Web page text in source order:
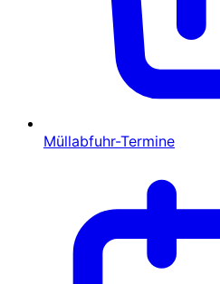
Müllabfuhr-Termine